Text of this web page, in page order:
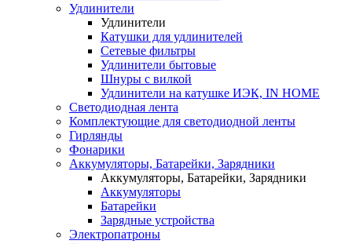
Удлинители
Удлинители
Катушки для удлинителей
Сетевые фильтры
Удлинители бытовые
Шнуры с вилкой
Удлинители на катушке ИЭК, IN HOME
Светодиодная лента
Комплектующие для светодиодной ленты
Гирлянды
Фонарики
Аккумуляторы, Батарейки, Зарядники
Аккумуляторы, Батарейки, Зарядники
Аккумуляторы
Батарейки
Зарядные устройства
Электропатроны